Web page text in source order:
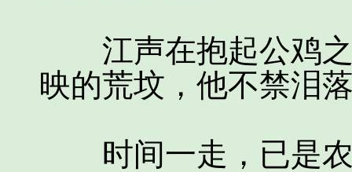
江声在抱起公鸡之
映的荒坟，他不禁泪
时间一走，已是农